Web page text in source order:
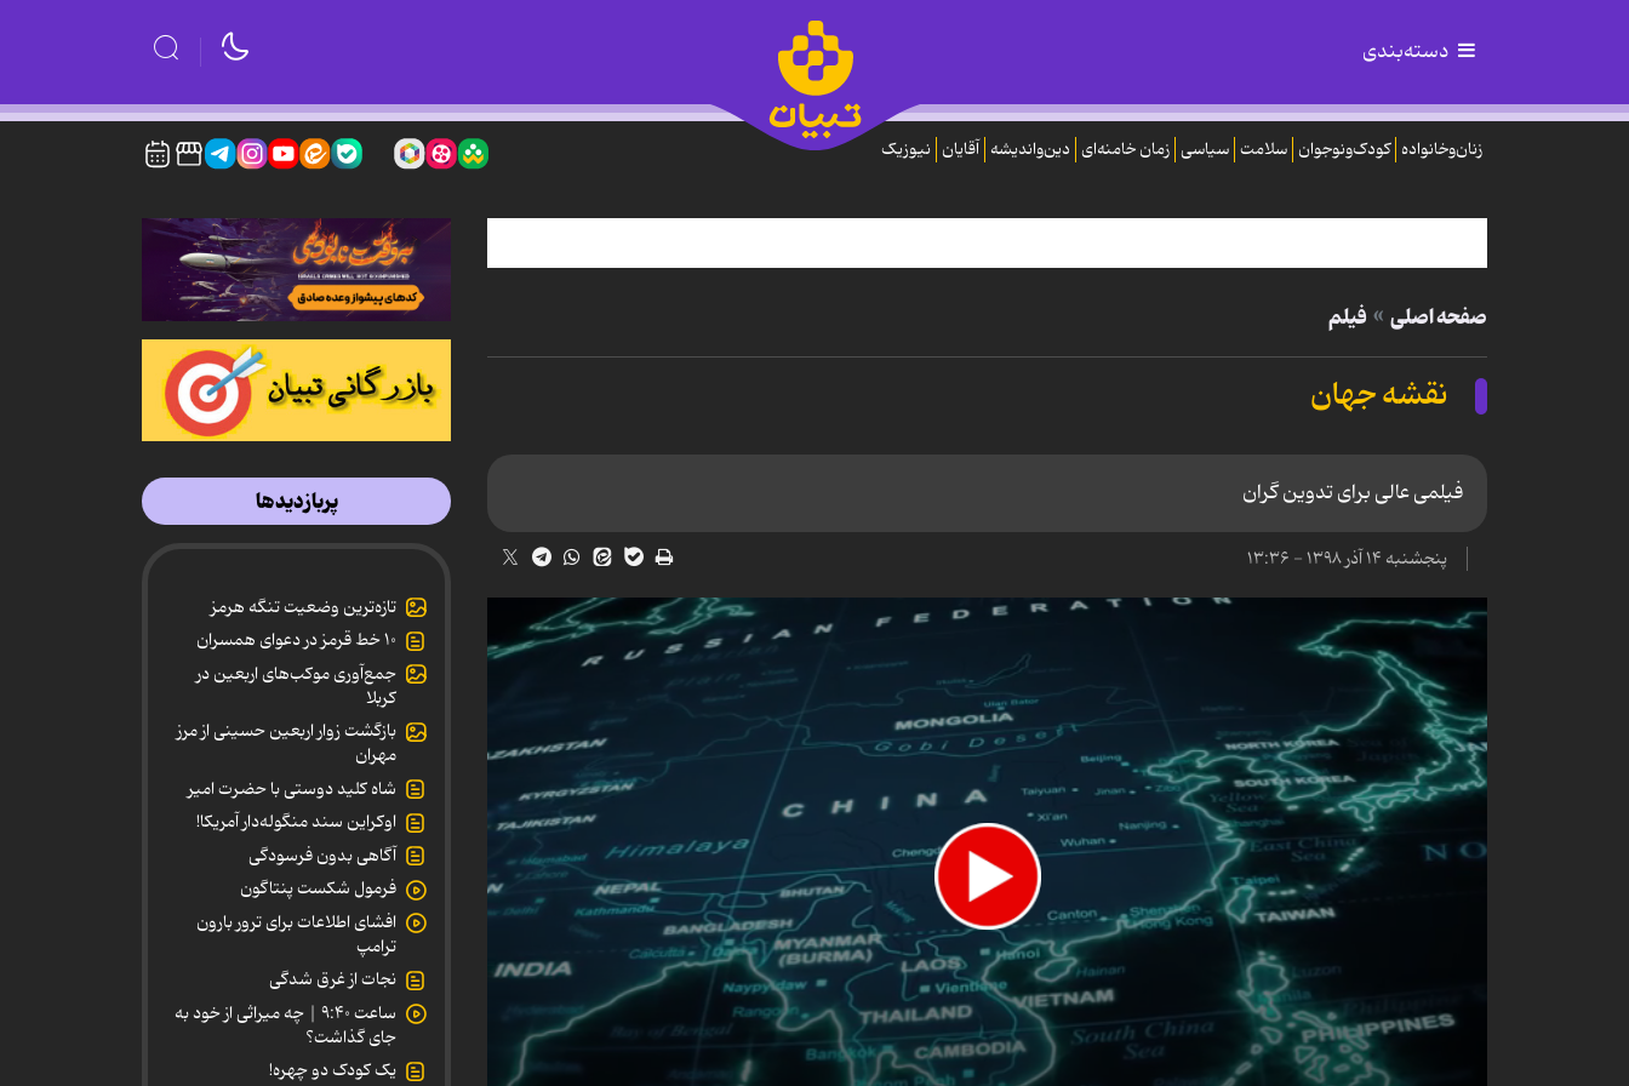
دسته‌بندی
زنان‌وخانواده کودک‌ونوجوان سلامت سیاسی زمان خامنه‌ای دین‌واندیشه آقایان نیوزیک
صفحه اصلی فیلم
نقشه جهان
فیلمی عالی برای تدوین گران
پنجشنبه ۱۴ آذر ۱۳۹۸ - ۱۳:۳۶
پربازدیدها
تازه‌ترین وضعیت تنگه هرمز
۱۰ خط قرمز در دعوای همسران
جمع‌آوری موکب‌های اربعین در
کربلا
بازگشت زوار اربعین حسینی از مرز
مهران
شاه کلید دوستی با حضرت امیر
اوکراین سند منگوله‌دار آمریکا!
آگاهی بدون فرسودگی
فرمول شکست پنتاگون
افشای اطلاعات برای ترور بارون
ترامپ
نجات از غرق شدگی
ساعت ۹:۴۰ | چه میراثی از خود به
جای گذاشت؟
یک کودک دو چهره!